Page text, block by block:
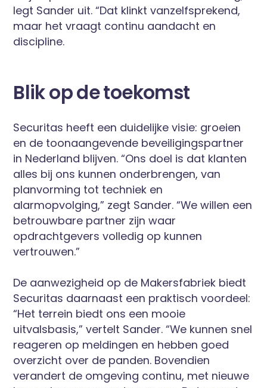
legt Sander uit. “Dat klinkt vanzelfsprekend,
maar het vraagt continu aandacht en
discipline.
Blik op de toekomst
Securitas heeft een duidelijke visie: groeien
en de toonaangevende beveiligingspartner
in Nederland blijven. “Ons doel is dat klanten
alles bij ons kunnen onderbrengen, van
planvorming tot techniek en
alarmopvolging,” zegt Sander. “We willen een
betrouwbare partner zijn waar
opdrachtgevers volledig op kunnen
vertrouwen.”
De aanwezigheid op de Makersfabriek biedt
Securitas daarnaast een praktisch voordeel:
“Het terrein biedt ons een mooie
uitvalsbasis,” vertelt Sander. “We kunnen snel
reageren op meldingen en hebben goed
overzicht over de panden. Bovendien
verandert de omgeving continu, met nieuwe